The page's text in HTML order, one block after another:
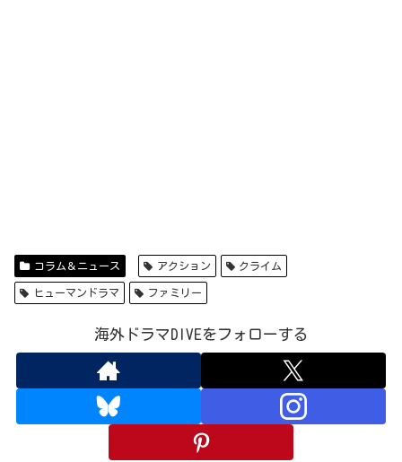
コラム＆ニュース アクション クライム
ヒューマンドラマ ファミリー
海外ドラマDIVEをフォローする